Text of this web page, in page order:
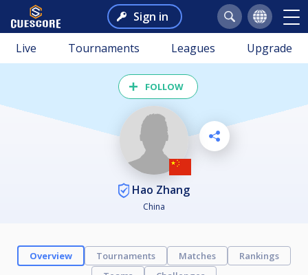
Sign in
Live Tournaments Leagues Upgrade
FOLLOW
Hao Zhang
China
Overview Tournaments Matches
Rankings